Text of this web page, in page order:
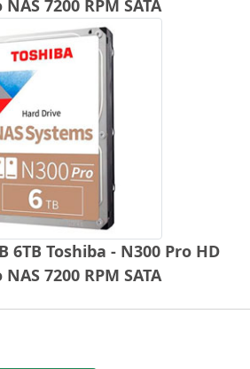
7200 RPM SATA
6TB Toshiba - N300 Pro HD
7200 RPM SATA